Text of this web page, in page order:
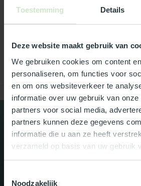
Toestemming Details
Deze website maakt gebruik van
We gebruiken cookies om content
personaliseren, om functies voor
en om ons websiteverkeer te
informatie over uw gebruik van
partners voor social media,
partners kunnen deze gegevens
informatie die u aan ze heeft
verzameld op basis van uw gebruik
Noodzakelijk
Geen producten
Toon 1- 0van 0
Altijd het laatste
eerste? Schrijf je in
nieuwsbrief!